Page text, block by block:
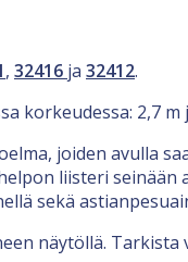
, 32416 ja 32412.
korkeudessa: 2,7 m
joiden avulla
liisteri seinään
sekä
näytöllä.